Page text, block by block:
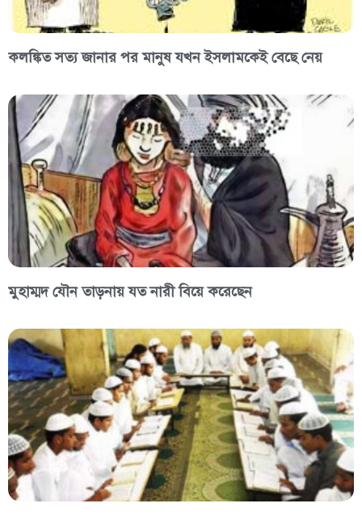
কলঙ্কিত সত্য জানার পর মানুষ যখন ইসলামকেই বেছে নেয়
মুহাম্মদ যৌন তাড়নায় যত নারী বিয়ে করেছেন